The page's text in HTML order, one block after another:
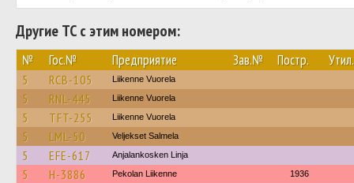
Другие ТС с этим номером:
№ Гос.№ Предприятие Зав.№ Постр. Утил.
5 RCB-105 Liikenne Vuorela
5 RNL-445 Liikenne Vuorela
5 TFT-255 Liikenne Vuorela
5 LML-50 Veljekset Salmela
5 EFE-617 Anjalankosken Linja
5 H-3886 Pekolan Liikenne 1936